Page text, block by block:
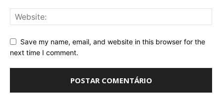
Save my name, email, and website in this browser for the
next time I comment.